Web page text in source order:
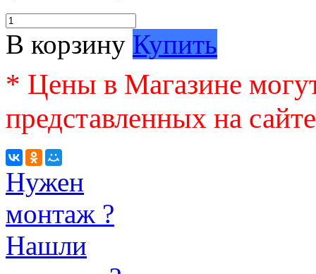
В корзину Купить
* Цены в Магазине
представленных на сайте
Нужен
монтаж ?
Нашли